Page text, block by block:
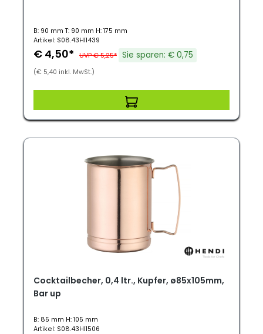
B: 90 mm T: 90 mm H: 175 mm
Artikel: S08.43HI1439
€ 4,50* UVP € 5,25* Sie sparen: € 0,75
(€ 5,40 inkl. MwSt.)
Cocktailbecher, 0,4 ltr., Kupfer, ø85x105mm,
Bar up
B: 85 mm H: 105 mm
Artikel: S08.43HI1506